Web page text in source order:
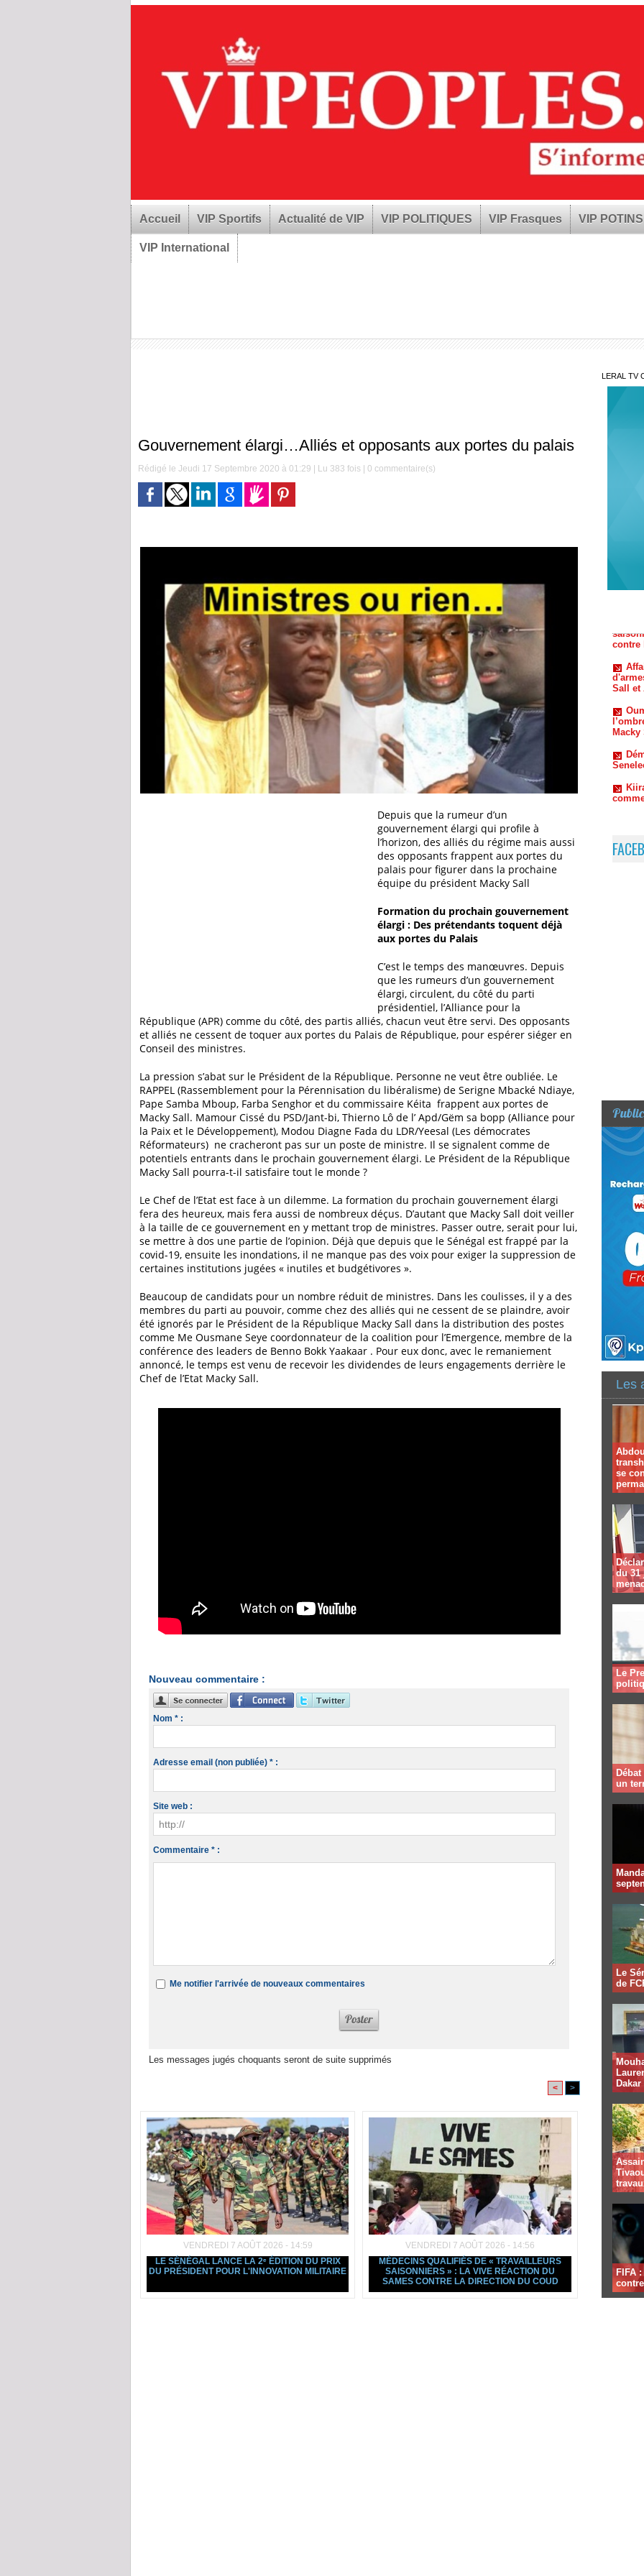
Accueil VIP Sportifs Actualité de VIP VIP POLITIQUES VIP Frasques VIP POTINS
VIP International
Gouvernement élargi…Alliés et opposants aux portes du palais
Rédigé le Jeudi 17 Septembre 2020 à 01:29 | Lu 383 fois | 0 commentaire(s)
Depuis que la rumeur d’un
gouvernement élargi qui profile à
l’horizon, des alliés du régime mais aussi
des opposants frappent aux portes du
palais pour figurer dans la prochaine
équipe du président Macky Sall
Formation du prochain gouvernement
élargi : Des prétendants toquent déjà
aux portes du Palais
C’est le temps des manœuvres. Depuis
que les rumeurs d’un gouvernement
élargi, circulent, du côté du parti
présidentiel, l’Alliance pour la
République (APR) comme du côté, des partis alliés, chacun veut être servi. Des opposants
et alliés ne cessent de toquer aux portes du Palais de République, pour espérer siéger en
Conseil des ministres.
La pression s’abat sur le Président de la République. Personne ne veut être oubliée. Le
RAPPEL (Rassemblement pour la Pérennisation du libéralisme) de Serigne Mbacké Ndiaye,
Pape Samba Mboup, Farba Senghor et du commissaire Kéita frappent aux portes de
Macky Sall. Mamour Cissé du PSD/Jant-bi, Thierno Lô de l’ Apd/Gëm sa bopp (Alliance pour
la Paix et le Développement), Modou Diagne Fada du LDR/Yeesal (Les démocrates
Réformateurs) ne cracheront pas sur un poste de ministre. Il se signalent comme de
potentiels entrants dans le prochain gouvernement élargi. Le Président de la République
Macky Sall pourra-t-il satisfaire tout le monde ?
Le Chef de l’Etat est face à un dilemme. La formation du prochain gouvernement élargi
fera des heureux, mais fera aussi de nombreux déçus. D’autant que Macky Sall doit veiller
à la taille de ce gouvernement en y mettant trop de ministres. Passer outre, serait pour lui,
se mettre à dos une partie de l’opinion. Déjà que depuis que le Sénégal est frappé par la
covid-19, ensuite les inondations, il ne manque pas des voix pour exiger la suppression de
certaines institutions jugées « inutiles et budgétivores ».
Beaucoup de candidats pour un nombre réduit de ministres. Dans les coulisses, il y a des
membres du parti au pouvoir, comme chez des alliés qui ne cessent de se plaindre, avoir
été ignorés par le Président de la République Macky Sall dans la distribution des postes
comme Me Ousmane Seye coordonnateur de la coalition pour l’Emergence, membre de la
conférence des leaders de Benno Bokk Yaakaar . Pour eux donc, avec le remaniement
annoncé, le temps est venu de recevoir les dividendes de leurs engagements derrière le
Chef de l’Etat Macky Sall.
Nouveau commentaire :
Nom * :
Adresse email (non publiée) * :
Site web :
Commentaire * :
Me notifier l'arrivée de nouveaux commentaires
Les messages jugés choquants seront de suite supprimés
< >
VENDREDI 7 AOÛT 2026 - 14:59
LE SÉNÉGAL LANCE LA 2ᵉ ÉDITION DU PRIX
DU PRÉSIDENT POUR L'INNOVATION MILITAIRE
VENDREDI 7 AOÛT 2026 - 14:56
MÉDECINS QUALIFIÉS DE « TRAVAILLEURS
SAISONNIERS » : LA VIVE RÉACTION DU
SAMES CONTRE LA DIRECTION DU COUD
LERAL TV
Sall et
Macky
Les
se
du 31
Le
un
Le
de
Dakar
FIFA